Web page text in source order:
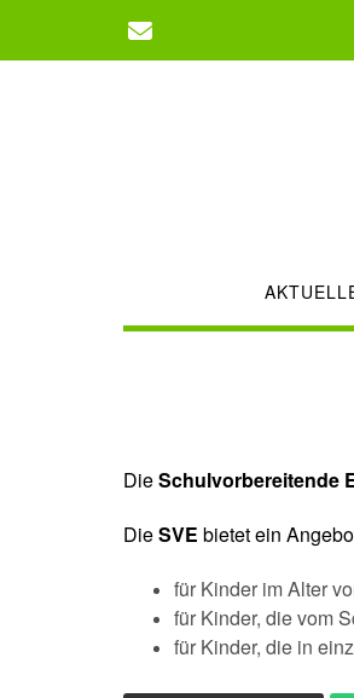
springen
DieSchulvorbereitende
DieSVE bietet ein
für Kinder im Alter
für Kinder, die vom
für Kinder, die in